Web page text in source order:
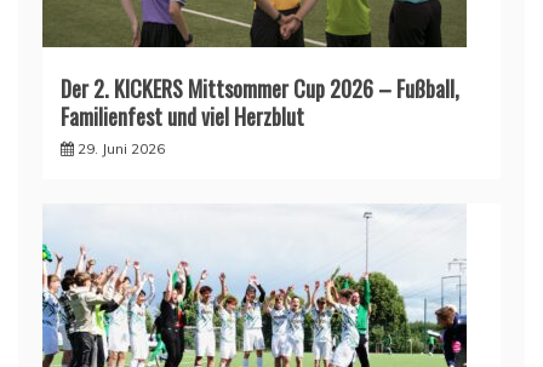
Der 2. KICKERS Mittsommer Cup 2026 – Fußball,
Familienfest und viel Herzblut
29. Juni 2026